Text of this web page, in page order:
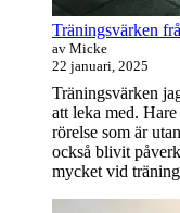
Träningsvärken
av Micke
22 januari, 2025
Träningsvärken
att leka med.
rörelse som är
också blivit
mycket vid